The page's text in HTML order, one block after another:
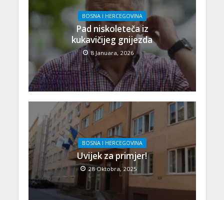
BOSNA I HERCEGOVINA
Pad niskoleteča iz
kukavičijeg gnijezda
8 Januara, 2026
BOSNA I HERCEGOVINA
Uvijek za primjer!
28 Oktobra, 2025